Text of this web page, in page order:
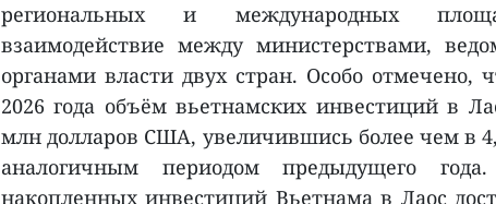
региональных и международных
взаимодействие между министерствами,
органами власти двух стран. Особо отмечено,
2026 года объём вьетнамских инвестиций в
млн долларов США, увеличившись более чем в
аналогичным периодом предыдущего
накопленных инвестиций Вьетнама в Лаос